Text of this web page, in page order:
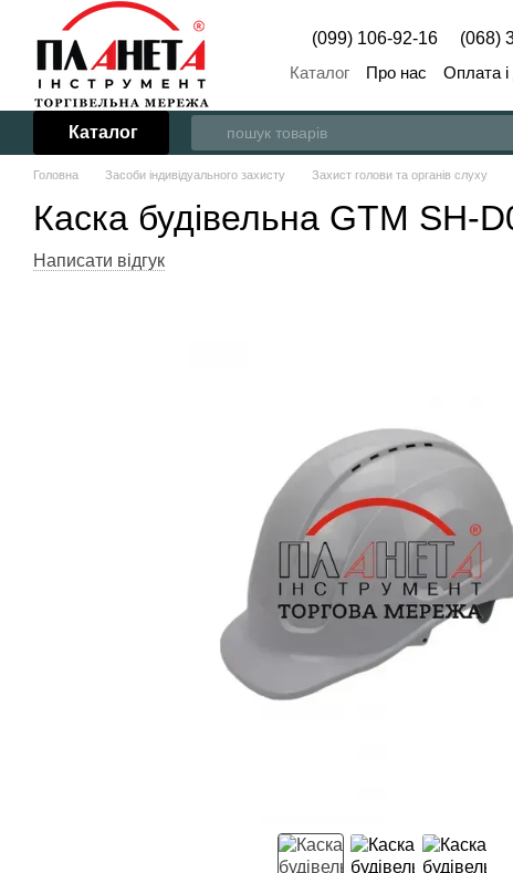
Перейти до основного контенту
(099) 106-92-16 (068)
Каталог Про нас Оплата і
Каталог
Головна Засоби індивідуального захисту Захист голови та органів слуху
Каска будівельна GTM SH-
Написати відгук